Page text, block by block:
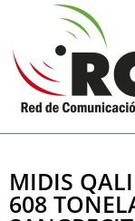
MIDIS
608